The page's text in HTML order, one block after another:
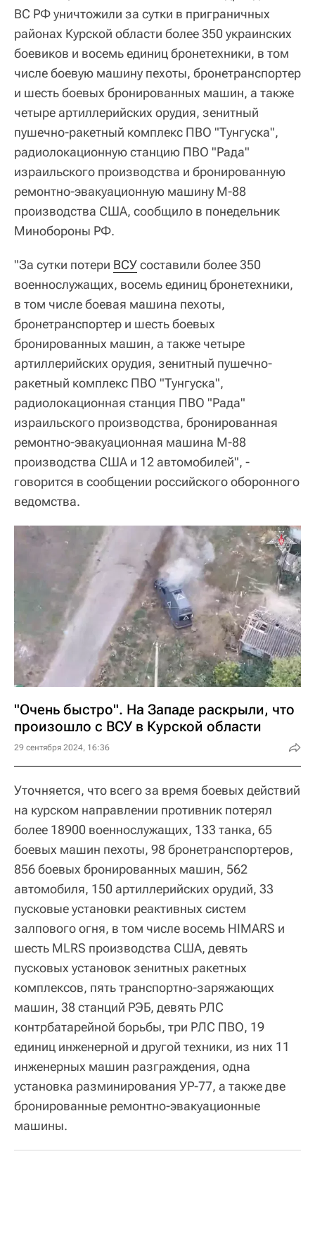
ВС РФ уничтожили за сутки в приграничных
районах Курской области более 350 украинских
боевиков и восемь единиц бронетехники, в том
числе боевую машину пехоты, бронетранспортер
и шесть боевых бронированных машин, а также
четыре артиллерийских орудия, зенитный
пушечно-ракетный комплекс ПВО "Тунгуска",
радиолокационную станцию ПВО "Рада"
израильского производства и бронированную
ремонтно-эвакуационную машину М-88
производства США, сообщило в понедельник
Минобороны РФ.
"За сутки потери ВСУсоставили более 350
военнослужащих, восемь единиц бронетехники,
в том числе боевая машина пехоты,
бронетранспортер и шесть боевых
бронированных машин, а также четыре
артиллерийских орудия, зенитный пушечно-
ракетный комплекс ПВО "Тунгуска",
радиолокационная станция ПВО "Рада"
израильского производства, бронированная
ремонтно-эвакуационная машина М-88
производства США и 12 автомобилей", -
говорится в сообщении российского оборонного
ведомства.
"Очень быстро". На Западе раскрыли, что
произошло с ВСУ в Курской области
29 сентября 2024, 16:36
Уточняется, что всего за время боевых действий
на курском направлении противник потерял
более 18900 военнослужащих, 133 танка, 65
боевых машин пехоты, 98 бронетранспортеров,
856 боевых бронированных машин, 562
автомобиля, 150 артиллерийских орудий, 33
пусковые установки реактивных систем
залпового огня, в том числе восемь HIMARS и
шесть MLRS производства США, девять
пусковых установок зенитных ракетных
комплексов, пять транспортно-заряжающих
машин, 38 станций РЭБ, девять РЛС
контрбатарейной борьбы, три РЛС ПВО, 19
единиц инженерной и другой техники, из них 11
инженерных машин разграждения, одна
установка разминирования УР-77, а также две
бронированные ремонтно-эвакуационные
машины.